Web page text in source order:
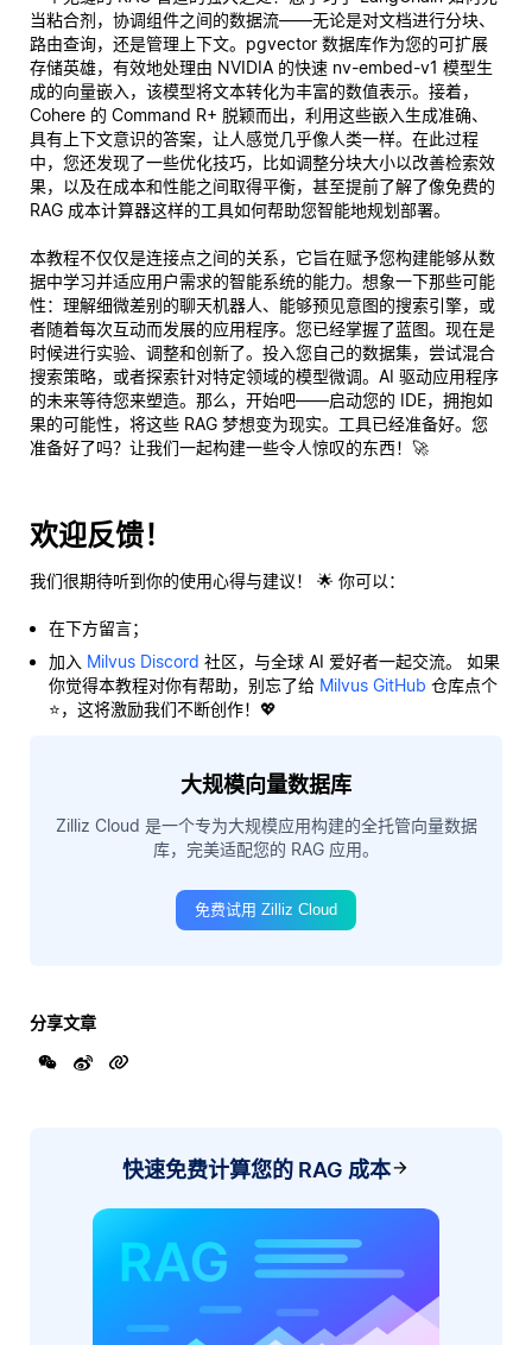
当粘合剂，协调组件之间的数据流——无论是对文档进行分块、
路由查询，还是管理上下文。pgvector 数据库作为您的可扩展
存储英雄，有效地处理由 NVIDIA 的快速 nv-embed-v1 模型生
成的向量嵌入，该模型将文本转化为丰富的数值表示。接着，
Cohere 的 Command R+ 脱颖而出，利用这些嵌入生成准确、
具有上下文意识的答案，让人感觉几乎像人类一样。在此过程
中，您还发现了一些优化技巧，比如调整分块大小以改善检索效
果，以及在成本和性能之间取得平衡，甚至提前了解了像免费的
RAG 成本计算器这样的工具如何帮助您智能地规划部署。
本教程不仅仅是连接点之间的关系，它旨在赋予您构建能够从数
据中学习并适应用户需求的智能系统的能力。想象一下那些可能
性：理解细微差别的聊天机器人、能够预见意图的搜索引擎，或
者随着每次互动而发展的应用程序。您已经掌握了蓝图。现在是
时候进行实验、调整和创新了。投入您自己的数据集，尝试混合
搜索策略，或者探索针对特定领域的模型微调。AI 驱动应用程序
的未来等待您来塑造。那么，开始吧——启动您的 IDE，拥抱如
果的可能性，将这些 RAG 梦想变为现实。工具已经准备好。您
准备好了吗？让我们一起构建一些令人惊叹的东西！🚀
欢迎反馈！
我们很期待听到你的使用心得与建议！ 🌟 你可以：
在下方留言；
加入 Milvus Discord 社区，与全球 AI 爱好者一起交流。 如果
你觉得本教程对你有帮助，别忘了给 Milvus GitHub 仓库点个
⭐，这将激励我们不断创作！💖
大规模向量数据库
Zilliz Cloud 是一个专为大规模应用构建的全托管向量数据
库，完美适配您的 RAG 应用。
免费试用 Zilliz Cloud
分享文章
快速免费计算您的 RAG 成本